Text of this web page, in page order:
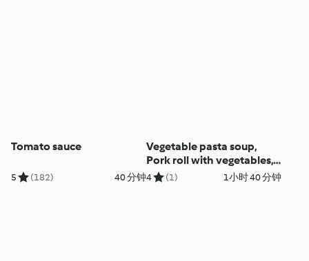
Tomato sauce
5 (182) 40 分钟
Vegetable pasta soup,
Pork roll with vegetables,
Puddings, Muffins
4 (1) 1小时 40 分钟